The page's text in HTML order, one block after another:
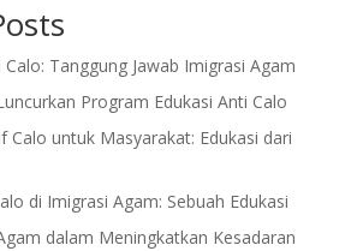
Calo: Tanggung Jawab Imigrasi Agam
Program Edukasi Anti Calo
Calo untuk Masyarakat: Edukasi dari
di Imigrasi Agam: Sebuah Edukasi
dalam Meningkatkan Kesadaran